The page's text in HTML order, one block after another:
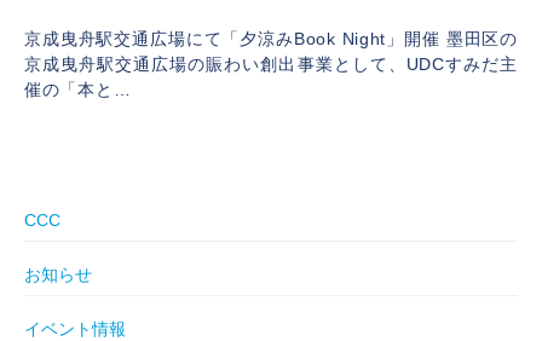
京成曳舟駅交通広場にて「夕涼みBook Night」開催 墨田区の
京成曳舟駅交通広場の賑わい創出事業として、UDCすみだ主
催の「本と…
CCC
お知らせ
イベント情報